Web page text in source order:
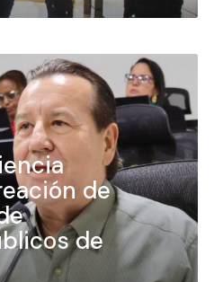
de
de